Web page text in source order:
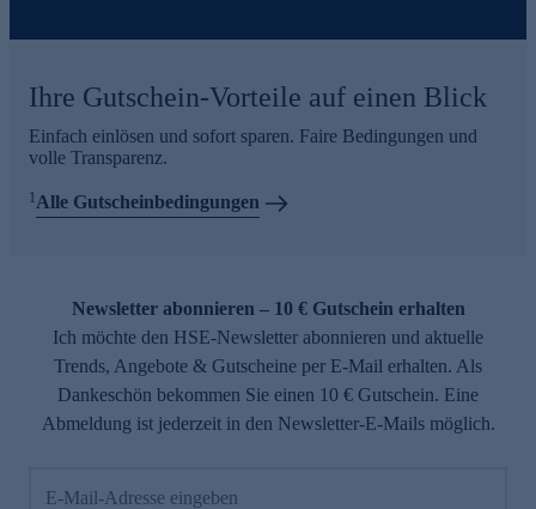
Ihre Gutschein-Vorteile auf einen Blick
Einfach einlösen und sofort sparen. Faire Bedingungen und
volle Transparenz.
1Alle Gutscheinbedingungen
Newsletter abonnieren – 10 € Gutschein erhalten
Ich möchte den HSE-Newsletter abonnieren und aktuelle
Trends, Angebote & Gutscheine per E-Mail erhalten. Als
Dankeschön bekommen Sie einen 10 € Gutschein. Eine
Abmeldung ist jederzeit in den Newsletter-E-Mails möglich.
E-Mail-Adresse eingeben